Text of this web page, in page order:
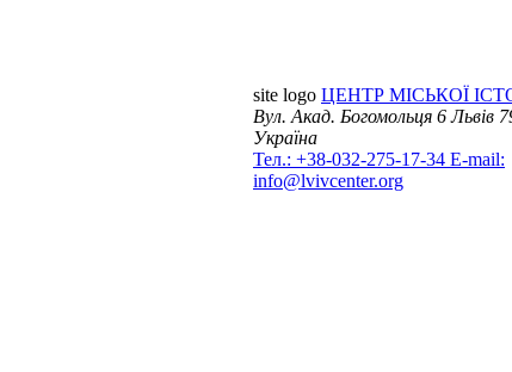
site logo ЦЕНТР МІСЬКОЇ
Вул. Акад. Богомольця 6Львів
Україна
Тел.: +38-032-275-17-34 E-mail:
info@lvivcenter.org